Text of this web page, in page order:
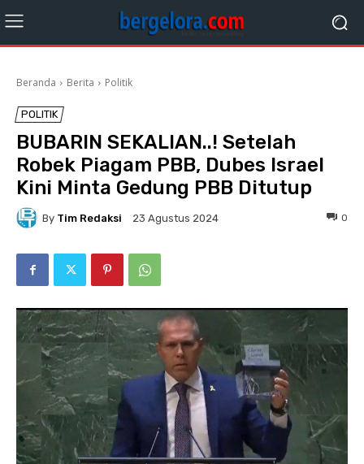
Beranda Berita Politik
POLITIK
BUBARIN SEKALIAN..! Setelah
Robek Piagam PBB, Dubes Israel
Kini Minta Gedung PBB Ditutup
By Tim Redaksi 23 Agustus 2024 0